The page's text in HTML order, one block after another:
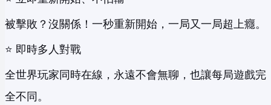
被擊敗？沒關係！一秒重新開始，一局又一局超上癮。
⭐ 即時多人對戰
全世界玩家同時在線，永遠不會無聊，也讓每局遊戲完
全不同。